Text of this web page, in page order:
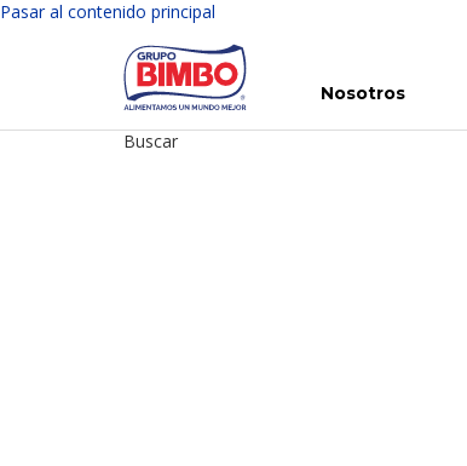
Pasar al contenido principal
Nosotros
Buscar